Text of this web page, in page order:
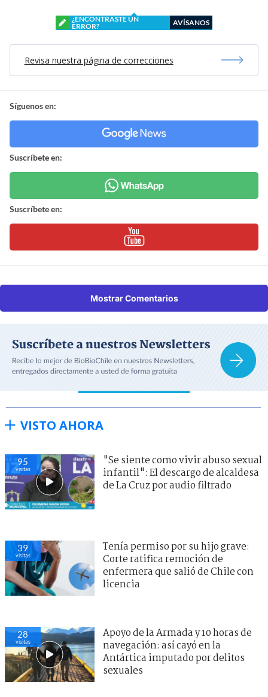
¿ENCONTRASTE UN
ERROR?
AVÍSANOS
Revisa nuestra página de correcciones
Síguenos en:
Suscríbete en:
Suscríbete en:
Mostrar Comentarios
VISTO AHORA
95
visitas
"Se siente como vivir abuso sexual
infantil": El descargo de alcaldesa
de La Cruz por audio filtrado
39
visitas
Tenía permiso por su hijo grave:
Corte ratifica remoción de
enfermera que salió de Chile con
licencia
28
visitas
Apoyo de la Armada y 10 horas de
navegación: así cayó en la
Antártica imputado por delitos
sexuales